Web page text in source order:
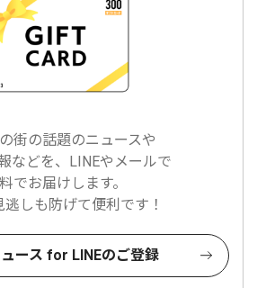
街の話題のニュースや
などを、LINEやメールで
でお届けします。
しも防げて便利です！
ース for LINEのご登録